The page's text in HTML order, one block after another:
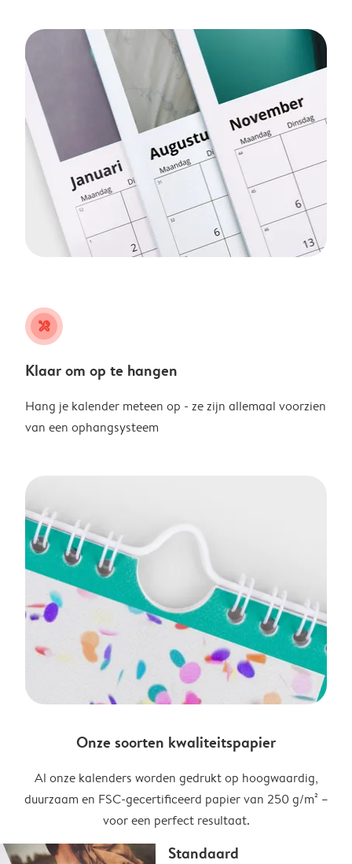
tools
Klaar om op te hangen
Hang je kalender meteen op - ze zijn allemaal voorzien
van een ophangsysteem
Onze soorten kwaliteitspapier
Al onze kalenders worden gedrukt op hoogwaardig,
duurzaam en FSC-gecertificeerd papier van 250 g/m² –
voor een perfect resultaat.
Standaard